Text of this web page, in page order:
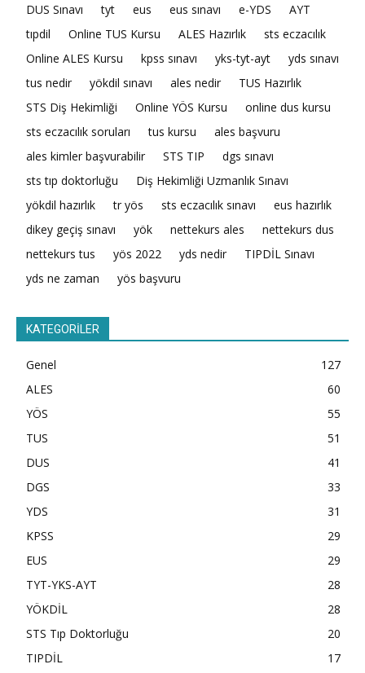
DUS Sınavı
tyt eus eus sınavı e-YDS
AYT
tıpdil
Online TUS Kursu ALES Hazırlık
sts eczacılık
Online ALES Kursu
kpss sınavı yks-tyt-ayt
yds sınavı
tus nedir
yökdil sınavı ales nedir
TUS Hazırlık
STS Diş Hekimliği
Online YÖS Kursu
online dus kursu
sts eczacılık soruları
tus kursu
ales başvuru
ales kimler başvurabilir
STS TIP
dgs sınavı
sts tıp doktorluğu
Diş Hekimliği Uzmanlık Sınavı
yökdil hazırlık
tr yös sts eczacılık sınavı
eus hazırlık
dikey geçiş sınavı
yök nettekurs ales
nettekurs dus
nettekurs tus
yös 2022 yds nedir
TIPDİL Sınavı
yds ne zaman
yös başvuru
KATEGORİLER
Genel
127
ALES
60
YÖS
55
TUS
51
DUS
41
DGS
33
YDS
31
KPSS
29
EUS
29
TYT-YKS-AYT
28
YÖKDİL
28
STS Tıp Doktorluğu
20
TIPDİL
17